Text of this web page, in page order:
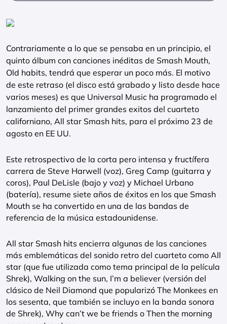
Contrariamente a lo que se pensaba en un principio, el
quinto álbum con canciones inéditas de Smash Mouth,
Old habits, tendrá que esperar un poco más. El motivo
de este retraso (el disco está grabado y listo desde hace
varios meses) es que Universal Music ha programado el
lanzamiento del primer grandes exitos del cuarteto
californiano, All star Smash hits, para el próximo 23 de
agosto en EE UU.
Este retrospectivo de la corta pero intensa y fructífera
carrera de Steve Harwell (voz), Greg Camp (guitarra y
coros), Paul DeLisle (bajo y voz) y Michael Urbano
(batería), resume siete años de éxitos en los que Smash
Mouth se ha convertido en una de las bandas de
referencia de la música estadounidense.
All star Smash hits encierra algunas de las canciones
más emblemáticas del sonido retro del cuarteto como All
star (que fue utilizada como tema principal de la película
Shrek), Walking on the sun, I’m a believer (versión del
clásico de Neil Diamond que popularizó The Monkees en
los sesenta, que también se incluyo en la banda sonora
de Shrek), Why can’t we be friends o Then the morning